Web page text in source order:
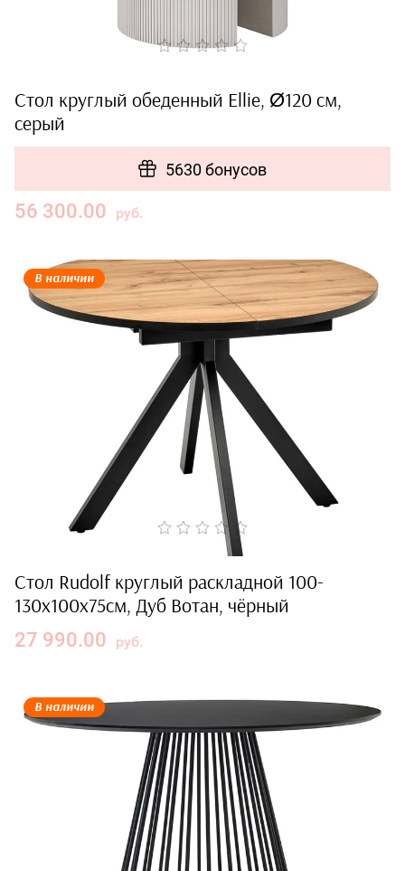
Стол круглый обеденный Ellie, Ø120 см,
серый
5630 бонусов
56 300.00 руб.
В наличии
Стол Rudolf круглый раскладной 100-
130x100x75см, Дуб Вотан, чёрный
27 990.00 руб.
В наличии